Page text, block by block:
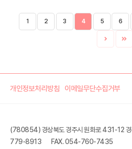
1 2 3 4 5 6
개인정보처리방침 이메일무단수집거부
(780854) 경상북도 경주시 원화로 431-12 경
779-8913
FAX. 054-760-7435